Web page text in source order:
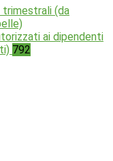
trimestrali (da
ai dipendenti
792